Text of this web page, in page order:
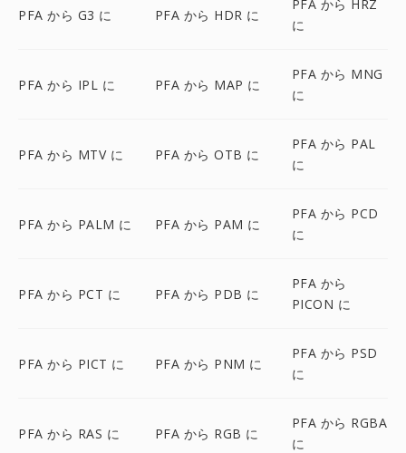
PFA から G3 に PFA から HDR に
PFA から HRZ
に
PFA から IPL に PFA から MAP に
PFA から MNG
に
PFA から MTV に PFA から OTB に
PFA から PAL
に
PFA から PALM に PFA から PAM に
PFA から PCD
に
PFA から PCT に PFA から PDB に
PFA から
PICON に
PFA から PICT に PFA から PNM に
PFA から PSD
に
PFA から RAS に PFA から RGB に
PFA から RGBA
に